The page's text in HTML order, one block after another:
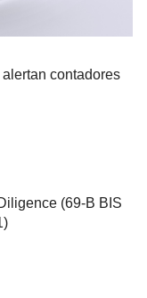
contadores
(69-B BIS